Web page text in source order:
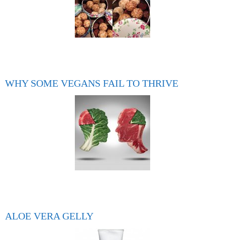
WHY SOME VEGANS FAIL TO THRIVE
ALOE VERA GELLY